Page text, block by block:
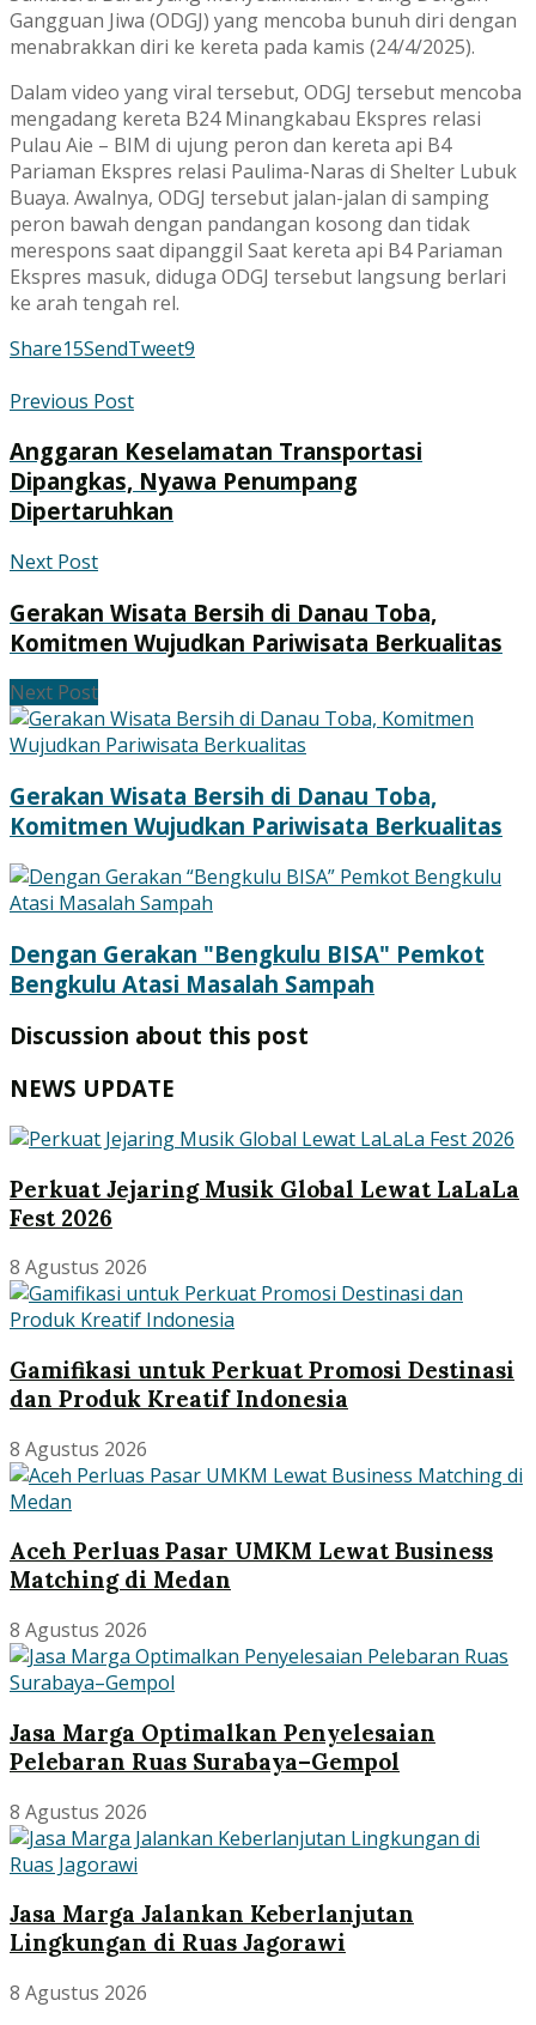
Gangguan Jiwa (ODGJ) yang mencoba bunuh diri dengan
menabrakkan diri ke kereta pada kamis (24/4/2025).
Dalam video yang viral tersebut, ODGJ tersebut mencoba
mengadang kereta B24 Minangkabau Ekspres relasi
Pulau Aie – BIM di ujung peron dan kereta api B4
Pariaman Ekspres relasi Paulima-Naras di Shelter Lubuk
Buaya. Awalnya, ODGJ tersebut jalan-jalan di samping
peron bawah dengan pandangan kosong dan tidak
merespons saat dipanggil Saat kereta api B4 Pariaman
Ekspres masuk, diduga ODGJ tersebut langsung berlari
ke arah tengah rel.
Share15SendTweet9
Previous Post
Anggaran Keselamatan Transportasi
Dipangkas, Nyawa Penumpang
Dipertaruhkan
Next Post
Gerakan Wisata Bersih di Danau Toba,
Komitmen Wujudkan Pariwisata Berkualitas
Next Post
Gerakan Wisata Bersih di Danau Toba,
Komitmen Wujudkan Pariwisata Berkualitas
Dengan Gerakan "Bengkulu BISA" Pemkot
Bengkulu Atasi Masalah Sampah
Discussion about this post
NEWS UPDATE
Perkuat Jejaring Musik Global Lewat LaLaLa
Fest 2026
8 Agustus 2026
Gamifikasi untuk Perkuat Promosi Destinasi
dan Produk Kreatif Indonesia
8 Agustus 2026
Aceh Perluas Pasar UMKM Lewat Business
Matching di Medan
8 Agustus 2026
Jasa Marga Optimalkan Penyelesaian
Pelebaran Ruas Surabaya–Gempol
8 Agustus 2026
Jasa Marga Jalankan Keberlanjutan
Lingkungan di Ruas Jagorawi
8 Agustus 2026